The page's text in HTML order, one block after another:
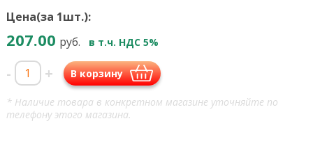
Цена(за 1шт.):
207.00 руб. в т.ч. НДС 5%
- + В корзину
* Наличие товара в конкретном магазине уточняйте по
телефону этого магазина.